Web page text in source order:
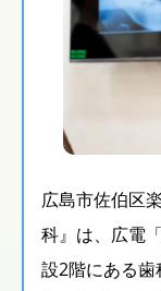
広島市佐伯区
科』は、広電
設2階にある